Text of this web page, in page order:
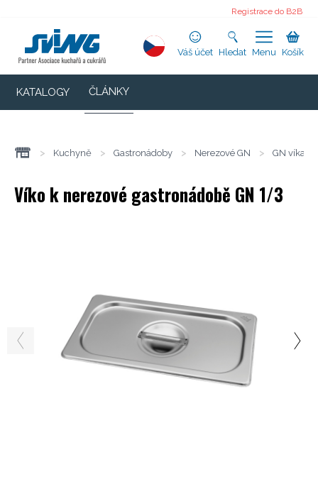
Registrace do B2B
Váš účet Hledat Menu Košík
KATALOGY ČLÁNKY
> Kuchyně > Gastronádoby > Nerezové GN > GN víka
Víko k nerezové gastronádobě GN 1/3